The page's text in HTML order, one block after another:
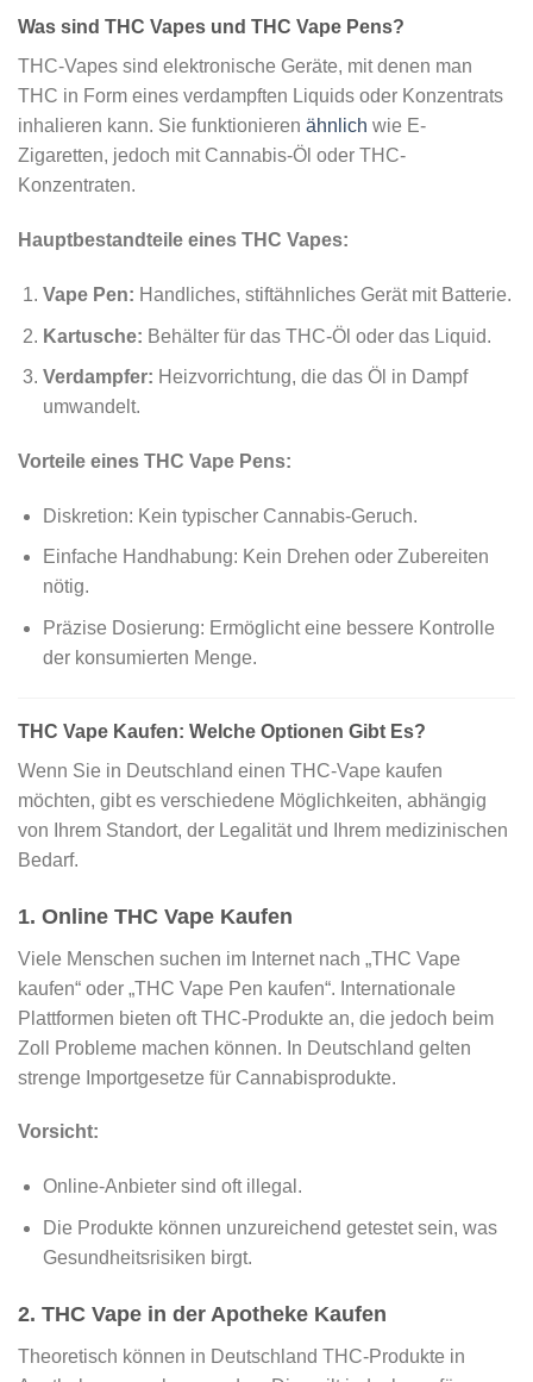
Was sind THC Vapes und THC Vape Pens?
THC-Vapes sind elektronische Geräte, mit denen man
THC in Form eines verdampften Liquids oder Konzentrats
inhalieren kann. Sie funktionieren ähnlich wie E-
Zigaretten, jedoch mit Cannabis-Öl oder THC-
Konzentraten.
Hauptbestandteile eines THC Vapes:
Vape Pen: Handliches, stiftähnliches Gerät mit Batterie.
Kartusche: Behälter für das THC-Öl oder das Liquid.
Verdampfer: Heizvorrichtung, die das Öl in Dampf
umwandelt.
Vorteile eines THC Vape Pens:
Diskretion: Kein typischer Cannabis-Geruch.
Einfache Handhabung: Kein Drehen oder Zubereiten
nötig.
Präzise Dosierung: Ermöglicht eine bessere Kontrolle
der konsumierten Menge.
THC Vape Kaufen: Welche Optionen Gibt Es?
Wenn Sie in Deutschland einen THC-Vape kaufen
möchten, gibt es verschiedene Möglichkeiten, abhängig
von Ihrem Standort, der Legalität und Ihrem medizinischen
Bedarf.
1. Online THC Vape Kaufen
Viele Menschen suchen im Internet nach „THC Vape
kaufen“ oder „THC Vape Pen kaufen“. Internationale
Plattformen bieten oft THC-Produkte an, die jedoch beim
Zoll Probleme machen können. In Deutschland gelten
strenge Importgesetze für Cannabisprodukte.
Vorsicht:
Online-Anbieter sind oft illegal.
Die Produkte können unzureichend getestet sein, was
Gesundheitsrisiken birgt.
2. THC Vape in der Apotheke Kaufen
Theoretisch können in Deutschland THC-Produkte in